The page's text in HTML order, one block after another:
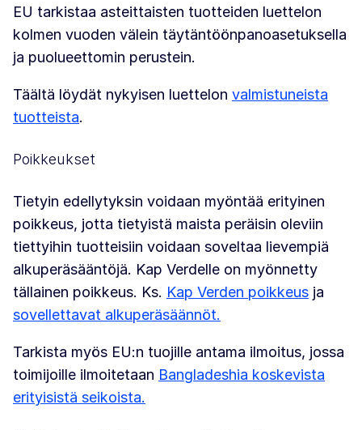
EU tarkistaa asteittaisten tuotteiden luettelon
kolmen vuoden välein täytäntöönpanoasetuksella
ja puolueettomin perustein.
Täältä löydät nykyisen luettelon valmistuneista
tuotteista.
Poikkeukset
Tietyin edellytyksin voidaan myöntää erityinen
poikkeus, jotta tietyistä maista peräisin oleviin
tiettyihin tuotteisiin voidaan soveltaa lievempiä
alkuperäsääntöjä. Kap Verdelle on myönnetty
tällainen poikkeus. Ks. Kap Verden poikkeus ja
sovellettavat alkuperäsäännöt.
Tarkista myös EU:n tuojille antama ilmoitus, jossa
toimijoille ilmoitetaan Bangladeshia koskevista
erityisistä seikoista.